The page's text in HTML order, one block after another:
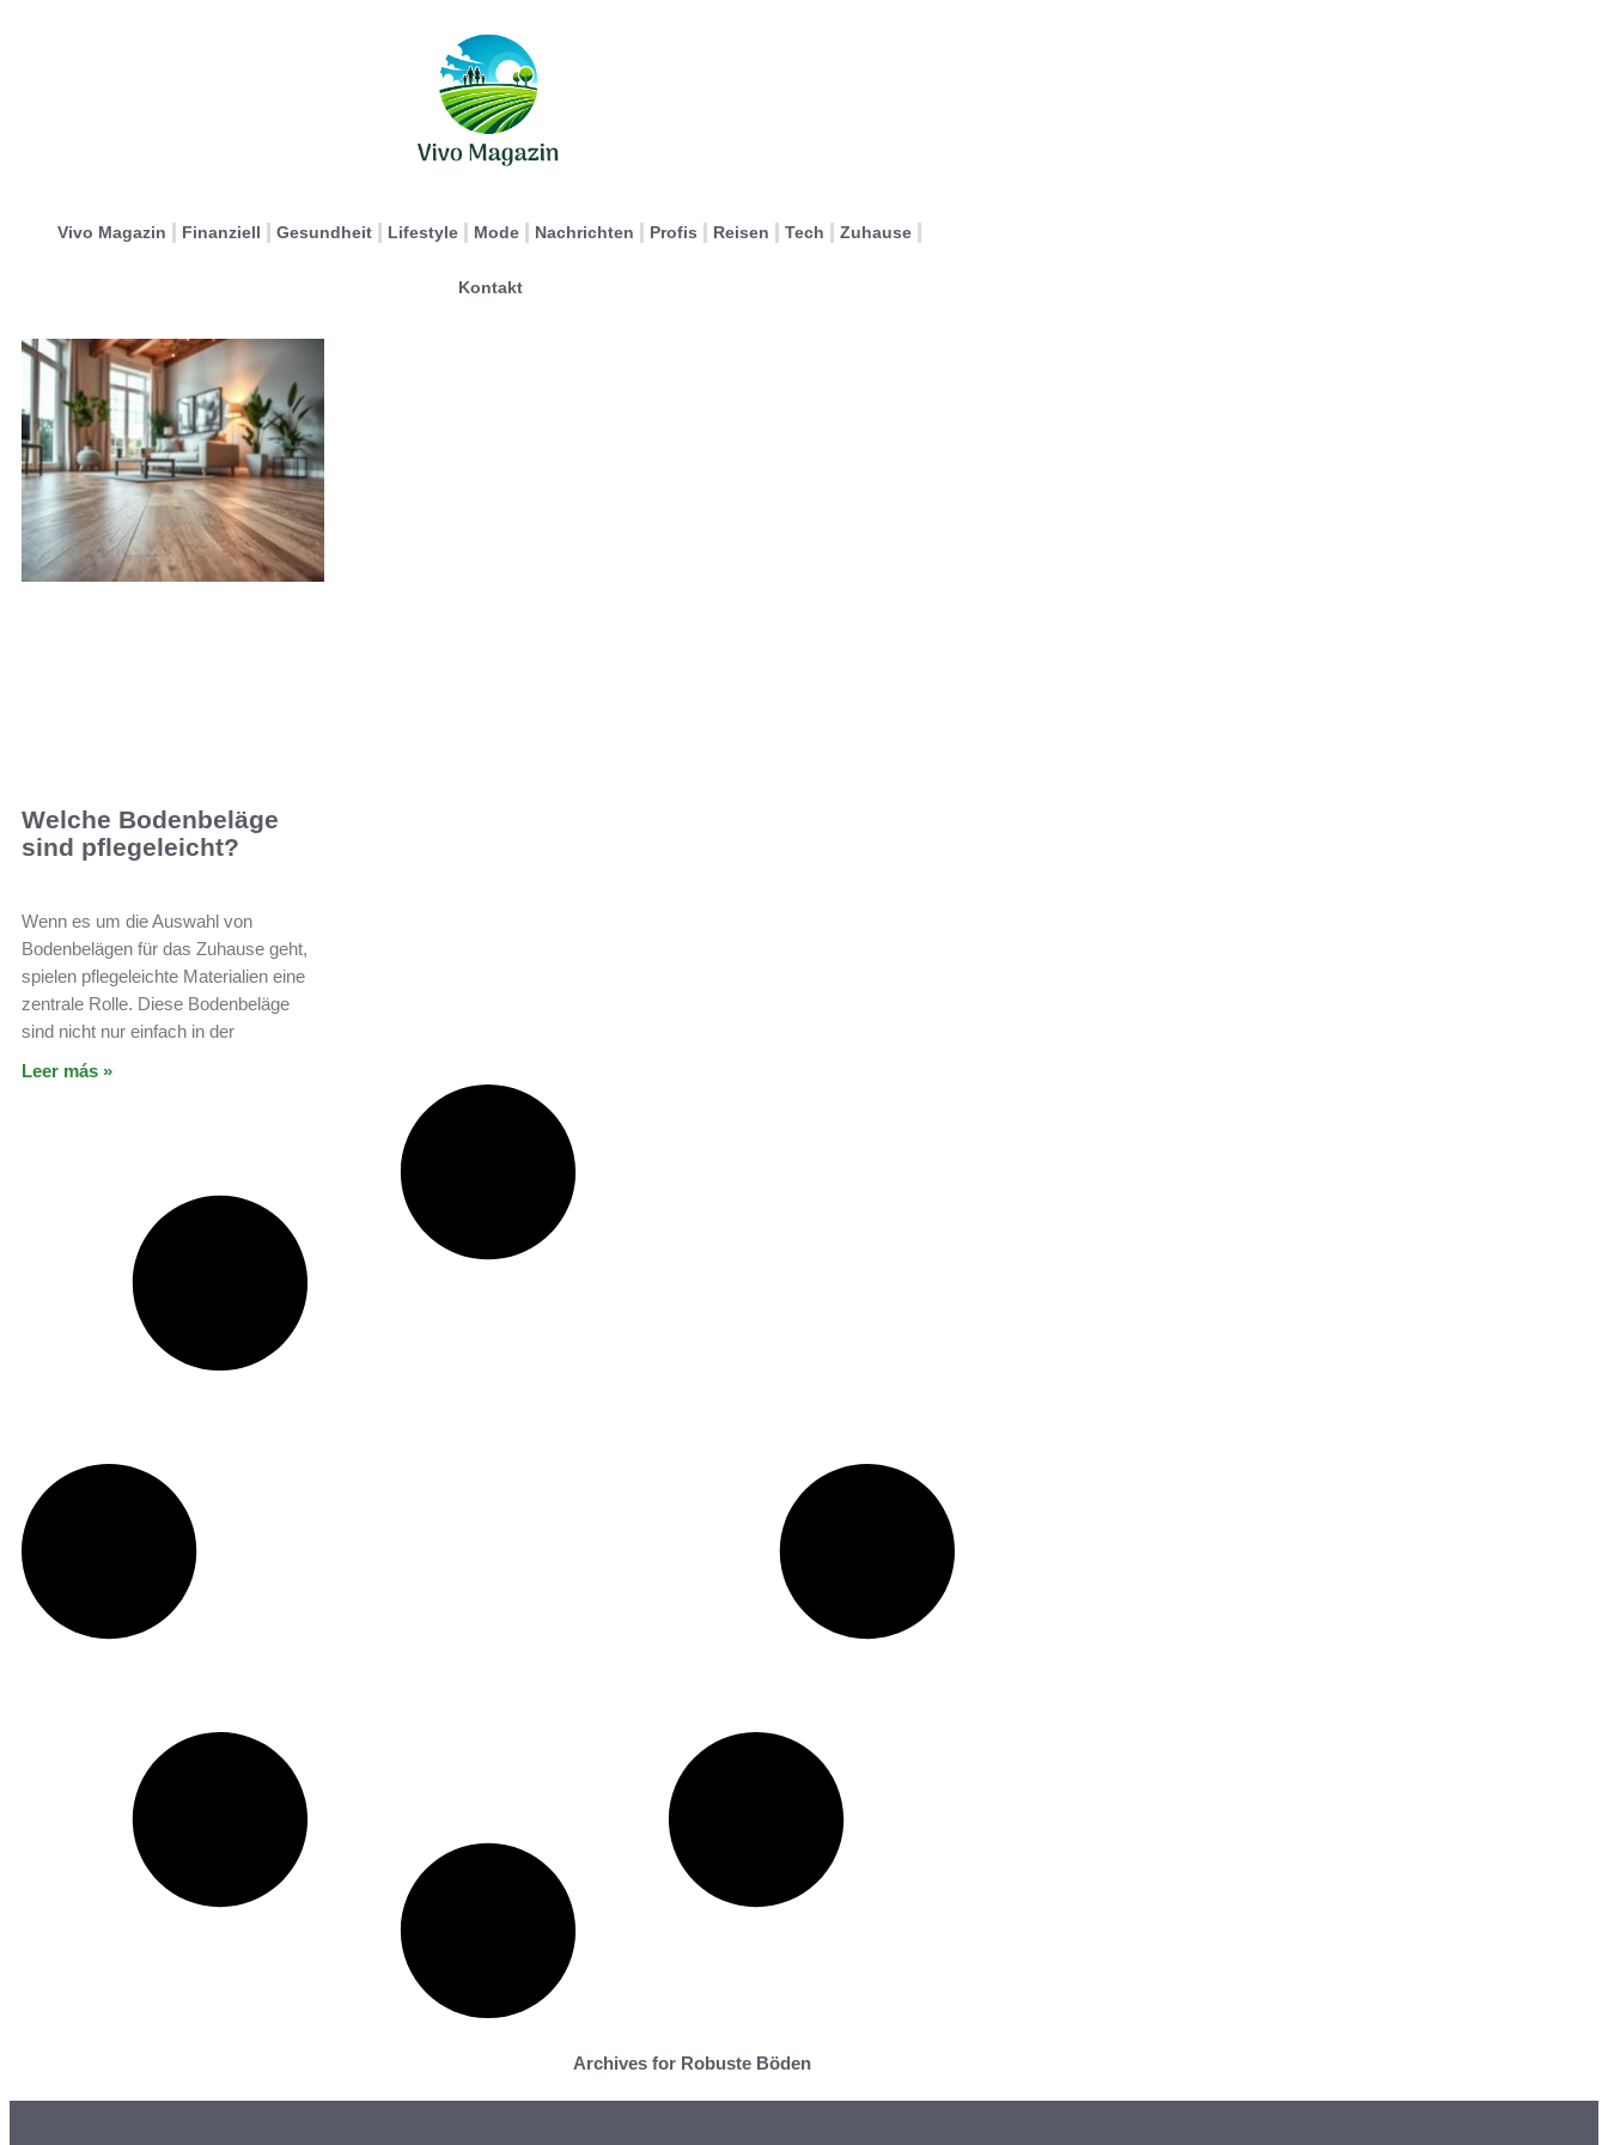
Vivo Magazin Finanziell Gesundheit Lifestyle Mode Nachrichten Profis Reisen Tech Zuhause
Kontakt
Welche Bodenbeläge
sind pflegeleicht?
Wenn es um die Auswahl von
Bodenbelägen für das Zuhause geht,
spielen pflegeleichte Materialien eine
zentrale Rolle. Diese Bodenbeläge
sind nicht nur einfach in der
Leer más »
Archives for Robuste Böden